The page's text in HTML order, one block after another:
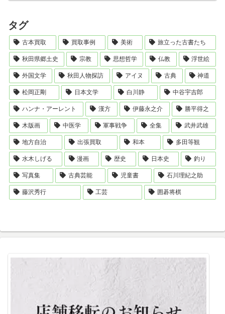
タグ
古本買取 買取事例 美術 旅立った古書たち
秋田県郷土史 宗教 思想哲学 仏教 浮世絵
外国文学 秋田人物探訪 アイヌ 古典 神道
松岡正剛 日本文学 白川静 中谷宇吉郎
ハンナ・アーレント 漢方 伊藤永之介 勝平得之
木版画 中医学 軍事戦争 全集 武井武雄
地方自治 出張買取 和本 多田等観
水木しげる 漫画 歴史 日本史 釣り
写真集 古典芸能 児童書 石川理紀之助
藤沢秀行 工芸 囲碁将棋